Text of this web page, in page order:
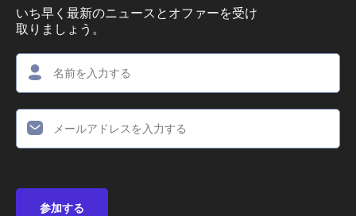
いち早く最新のニュースとオファーを受け
取りましょう。
参加する